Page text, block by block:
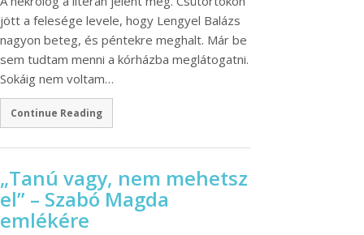
jött a felesége levele, hogy Lengyel Balázs
nagyon beteg, és péntekre meghalt. Már be
sem tudtam menni a kórházba meglátogatni.
Sokáig nem voltam…
Continue Reading
„Tanú vagy, nem mehetsz
el” – Szabó Magda
emlékére